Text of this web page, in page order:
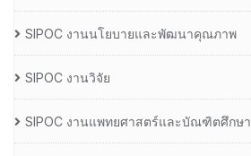
SIPOC งานนโยบายและพัฒนาคุณภาพ
SIPOC งานวิจัย
SIPOC งานแพทยศาสตร์และบัณฑิตศึกษา